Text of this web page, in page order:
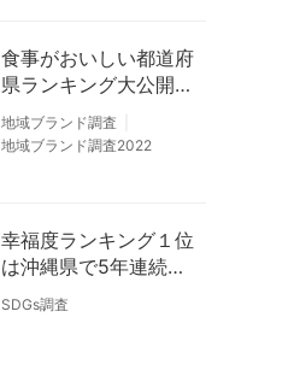
食事がおいしい都道府
県ランキング大公開！
１位は北海道、３位は
大阪府、２位は〇〇
地域ブランド調査
地域ブランド調査2022
幸福度ランキング１位
は沖縄県で5年連続！
佐賀、愛知が順位上昇
【幸福度調査2026】
SDGs調査